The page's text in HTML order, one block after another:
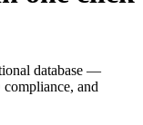
database —
and